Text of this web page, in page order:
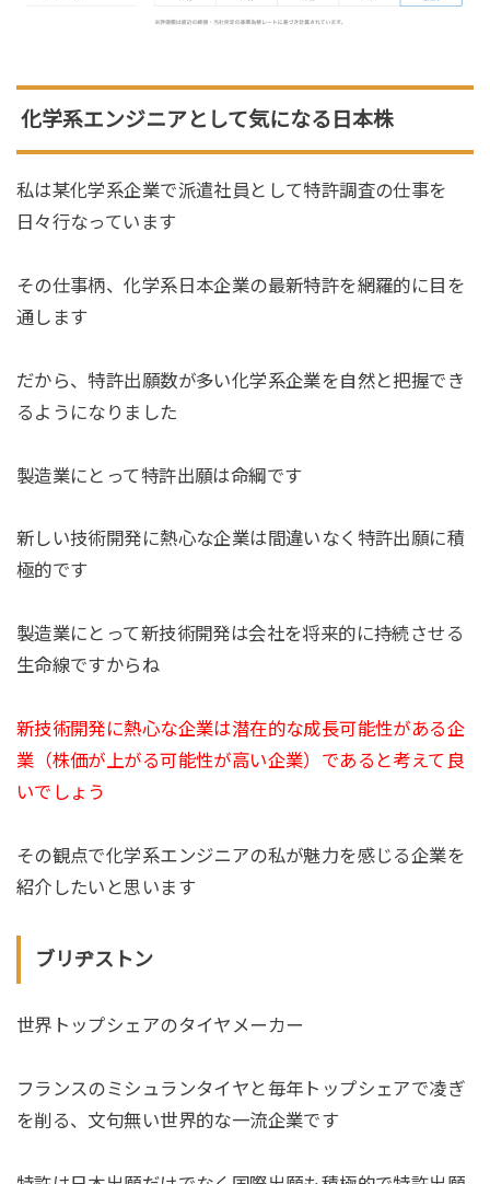
化学系エンジニアとして気になる日本株
私は某化学系企業で派遣社員として特許調査の仕事を
日々行なっています
その仕事柄、化学系日本企業の最新特許を網羅的に目を
通します
だから、特許出願数が多い化学系企業を自然と把握でき
るようになりました
製造業にとって特許出願は命綱です
新しい技術開発に熱心な企業は間違いなく特許出願に積
極的です
製造業にとって新技術開発は会社を将来的に持続させる
生命線ですからね
新技術開発に熱心な企業は潜在的な成長可能性がある企
業（株価が上がる可能性が高い企業）であると考えて良
いでしょう
その観点で化学系エンジニアの私が魅力を感じる企業を
紹介したいと思います
ブリヂストン
世界トップシェアのタイヤメーカー
フランスのミシュランタイヤと毎年トップシェアで凌ぎ
を削る、文句無い世界的な一流企業です